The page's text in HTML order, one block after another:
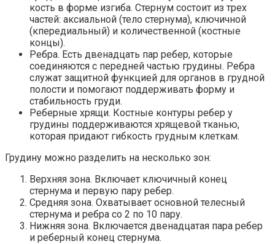
кость в форме изгиба. Стернум состоит из трех
частей: аксиальной (тело стернума), ключичной
(кпередиальный) и количественной (костные
концы).
Ребра. Есть двенадцать пар ребер, которые
соединяются с передней частью грудины. Ребра
служат защитной функцией для органов в грудной
полости и помогают поддерживать форму и
стабильность груди.
Реберные хрящи. Костные контуры ребер у
грудины поддерживаются хрящевой тканью,
которая придают гибкость грудным клеткам.
Грудину можно разделить на несколько зон:
Верхняя зона. Включает ключичный конец
стернума и первую пару ребер.
Средняя зона. Охватывает основной телесный
стернума и ребра со 2 по 10 пару.
Нижняя зона. Включается двенадцатая пара ребер
и реберный конец стернума.